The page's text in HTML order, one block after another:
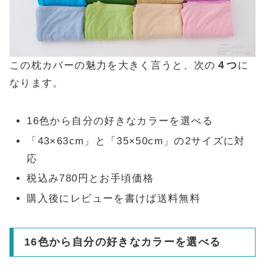
この枕カバーの魅力を大きく言うと、次の ４つに
なります。
16色から自分の好きなカラーを選べる
「43×63cm」と「35×50cm」の2サイズに対
応
税込み780円とお手頃価格
購入後にレビューを書けば送料無料
16色から自分の好きなカラーを選べる